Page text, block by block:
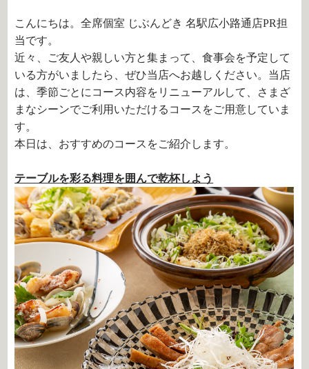
こんにちは。全席個室 じぶんどき 名駅広小路通店PR担
当です。
近々、ご友人や親しい方と集まって、食事会を予定して
いる方がいましたら、ぜひ当店へお越しください。当店
は、季節ごとにコース内容をリニューアルして、さまざ
まなシーンでご利用いただけるコースをご用意していま
す。
本日は、おすすめのコースをご紹介します。
テーブルを彩る料理を囲んで乾杯しよう